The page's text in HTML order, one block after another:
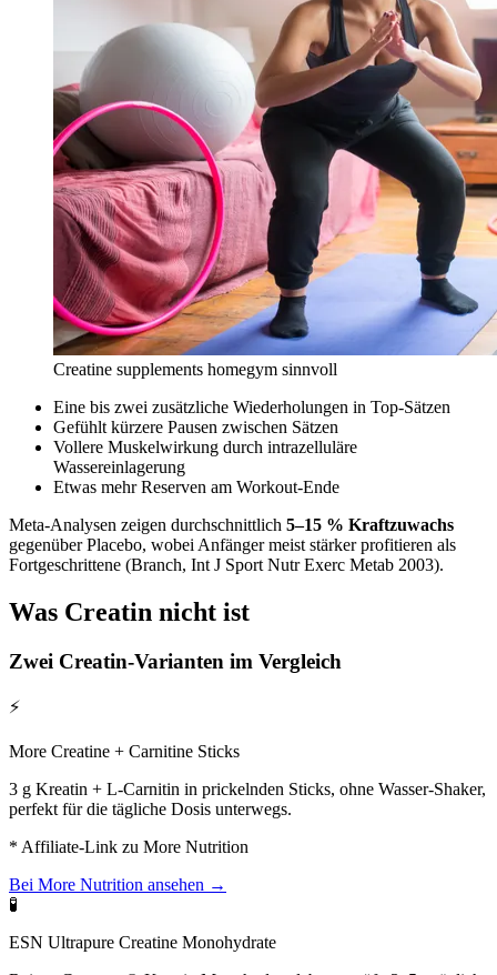
Creatine supplements homegym sinnvoll
Eine bis zwei zusätzliche Wiederholungen in Top-Sätzen
Gefühlt kürzere Pausen zwischen Sätzen
Vollere Muskelwirkung durch intrazelluläre
Wassereinlagerung
Etwas mehr Reserven am Workout-Ende
Meta-Analysen zeigen durchschnittlich 5–15 % Kraftzuwachs
gegenüber Placebo, wobei Anfänger meist stärker profitieren als
Fortgeschrittene (Branch, Int J Sport Nutr Exerc Metab 2003).
Was Creatin nicht ist
Zwei Creatin-Varianten im Vergleich
⚡
More Creatine + Carnitine Sticks
3 g Kreatin + L-Carnitin in prickelnden Sticks, ohne Wasser-Shaker,
perfekt für die tägliche Dosis unterwegs.
* Affiliate-Link zu More Nutrition
Bei More Nutrition ansehen →
🧪
ESN Ultrapure Creatine Monohydrate